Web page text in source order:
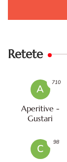
Retete
A
Aperitive -
Gustari
710
C
98